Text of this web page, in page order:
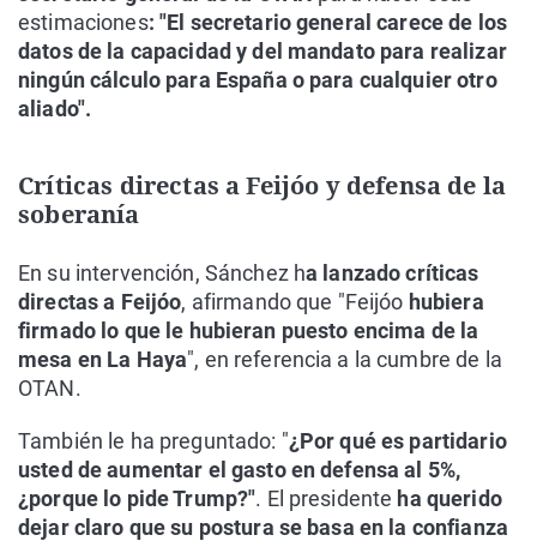
estimaciones: "El secretario general carece de los
datos de la capacidad y del mandato para realizar
ningún cálculo para España o para cualquier otro
aliado".
Críticas directas a Feijóo y defensa de la
soberanía
En su intervención, Sánchez ha lanzado críticas
directas a Feijóo, afirmando que "Feijóo hubiera
firmado lo que le hubieran puesto encima de la
mesa en La Haya", en referencia a la cumbre de la
OTAN.
También le ha preguntado: "¿Por qué es partidario
usted de aumentar el gasto en defensa al 5%,
¿porque lo pide Trump?". El presidente ha querido
dejar claro que su postura se basa en la confianza